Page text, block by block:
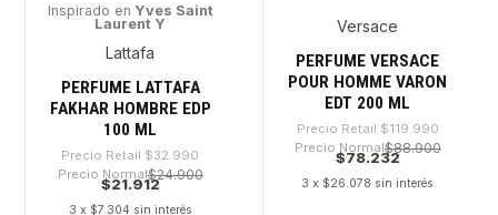
Inspirado en Yves Saint
Laurent Y
Lattafa
PERFUME LATTAFA
FAKHAR HOMBRE EDP
100 ML
Precio Retail $32.990
Precio Normal$24.900
$21.912
3 x $7.304 sin interés
Versace
PERFUME VERSACE
POUR HOMME VARON
EDT 200 ML
Precio Retail $119.990
Precio Normal$88.900
$78.232
3 x $26.078 sin interés